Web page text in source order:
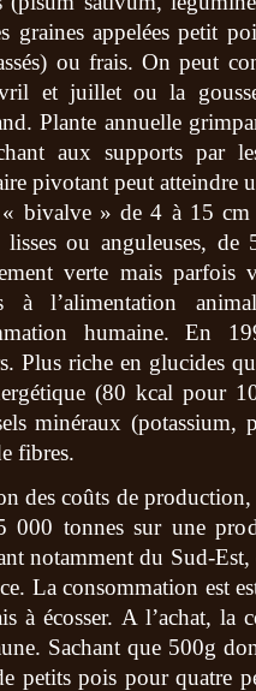
graines appelées petit
ou frais. On peut
et juillet ou la
Plante annuelle
aux supports par
pivotant peut atteindre
« bivalve » de 4 à 15
lisses ou anguleuses,
verte mais
à l’alimentation
humaine. En
Plus riche en glucides
(80 kcal pour
minéraux (potassium,
fibres.
des coûts de
000 tonnes sur une
notamment du Sud-
La consommation est
à écosser. A l’achat, la
Sachant que 500g
petits pois pour quatre